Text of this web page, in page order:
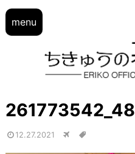
menu
12.27.2021